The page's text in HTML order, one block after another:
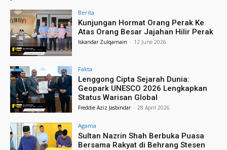
Berita
Kunjungan Hormat Orang Perak Ke
Atas Orang Besar Jajahan Hilir Perak
Iskandar Zulqarnain - 12 June 2026
Fakta
Lenggong Cipta Sejarah Dunia:
Geopark UNESCO 2026 Lengkapkan
Status Warisan Global
Freddie Aziz Jasbindar - 28 April 2026
Agama
Sultan Nazrin Shah Berbuka Puasa
Bersama Rakyat di Behrang Stesen